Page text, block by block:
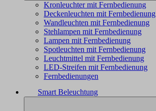
Kronleuchter mit Fernbedienung
Deckenleuchten mit Fernbedienung
Wandleuchten mit Fernbedienung
Stehlampen mit Fernbedienung
Lampen mit Fernbedienung
Spotleuchten mit Fernbedienung
Leuchtmittel mit Fernbedienung
LED-Streifen mit Fernbedienung
Fernbedienungen
Smart Beleuchtung